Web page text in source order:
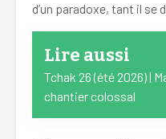
d’un paradoxe, tant il se
Lire aussi
Tchak 26 (été 2026) |
chantier colossal